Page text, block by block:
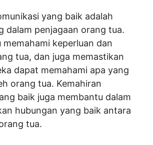
yang baik adalah
dalam penjagaan orang tua.
memahami keperluan dan
tua, dan juga memastikan
dapat memahami apa yang
orang tua. Kemahiran
baik juga membantu dalam
hubungan yang baik antara
tua.